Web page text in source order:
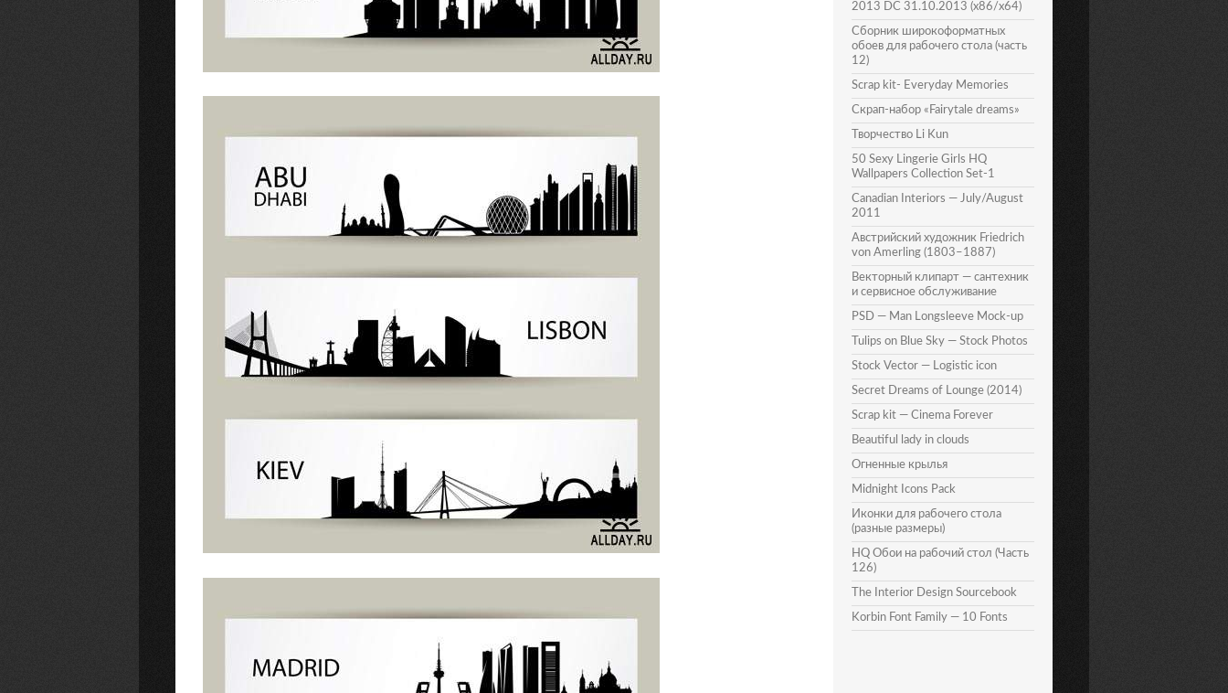
2013 DC 31.10.2013 (x86/x64)
Сборник широкоформатных
обоев для рабочего стола (часть
12)
Scrap kit- Everyday Memories
Скрап-набор «Fairytale dreams»
Творчество Li Kun
50 Sexy Lingerie Girls HQ
Wallpapers Collection Set-1
Canadian Interiors — July/August
2011
Австрийский художник Friedrich
von Amerling (1803–1887)
Векторный клипарт — сантехник
и сервисное обслуживание
PSD — Man Longsleeve Mock-up
Tulips on Blue Sky — Stock Photos
Stock Vector — Logistic icon
Secret Dreams of Lounge (2014)
Scrap kit — Cinema Forever
Beautiful lady in clouds
Огненные крылья
Midnight Icons Pack
Иконки для рабочего стола
(разные размеры)
HQ Обои на рабочий стол (Часть
126)
The Interior Design Sourcebook
Korbin Font Family — 10 Fonts